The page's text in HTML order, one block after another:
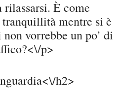
È come
mentre si è
vorrebbe un po’ di
p>
h2>